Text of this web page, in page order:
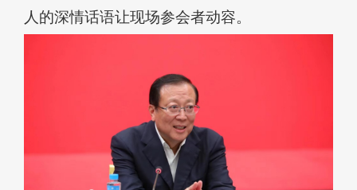
人的深情话语让现场参会者动容。